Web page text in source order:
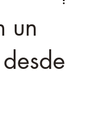
un